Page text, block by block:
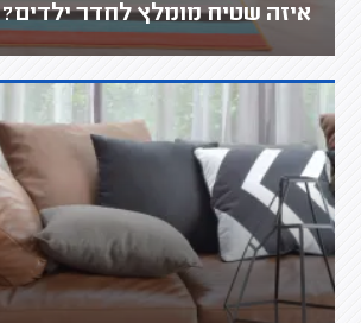
איזה שטיח מומלץ לחדר ילדים?